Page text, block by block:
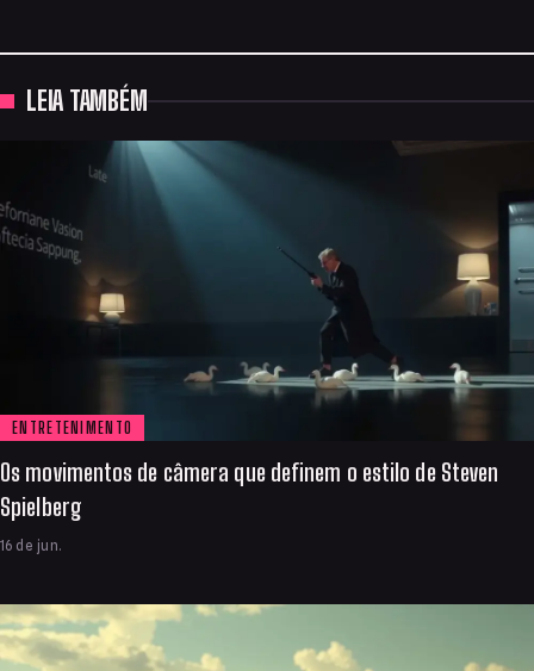
LEIA TAMBÉM
ENTRETENIMENTO
Os movimentos de câmera que definem o estilo de Steven
Spielberg
16 de jun.